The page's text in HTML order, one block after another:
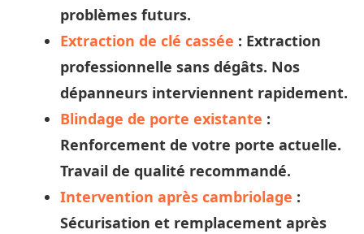
problèmes futurs.
Extraction de clé cassée : Extraction
professionnelle sans dégâts. Nos
dépanneurs interviennent rapidement.
Blindage de porte existante :
Renforcement de votre porte actuelle.
Travail de qualité recommandé.
Intervention après cambriolage :
Sécurisation et remplacement après